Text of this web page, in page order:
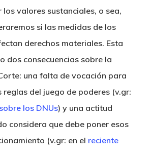
valores sustanciales, o sea,
si las medidas de los
derechos materiales. Esta
dos consecuencias sobre la
una falta de vocación para
reglas del juego de poderes (v.gr:
los DNUs) y una actitud
considera que debe poner esos
(v.gr: en el reciente